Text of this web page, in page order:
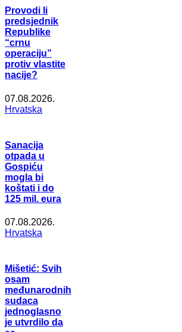
Provodi li
predsjednik
Republike
“crnu
operaciju”
protiv vlastite
nacije?
07.08.2026.
Hrvatska
Sanacija
otpada u
Gospiću
mogla bi
koštati i do
125 mil. eura
07.08.2026.
Hrvatska
Mišetić: Svih
osam
međunarodnih
sudaca
jednoglasno
je utvrdilo da